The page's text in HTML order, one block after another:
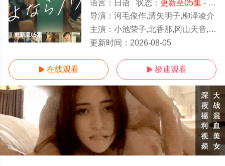
更新至05集
语言： 日语 状态： 更新至05集- 免费在线观看
导演： 河毛俊作,清矢明子,柳泽凌介
主演： 小池荣子,北香那,冈山天音,户田惠子,渡部笃郎
更新时间： 2026-08-05
 在线观看  极速观看